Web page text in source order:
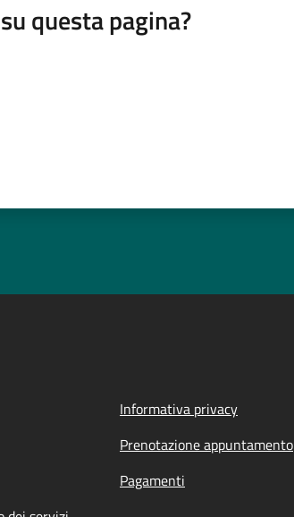
questa pagina?
Informativa privacy
Prenotazione appuntamento
Pagamenti